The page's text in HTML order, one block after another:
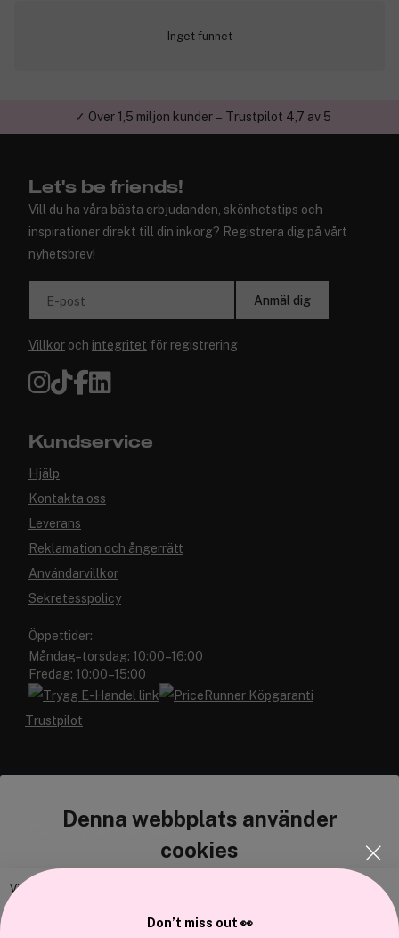
Denna webbplats använder
cookies
Vi använder enhetsidentifierare för att anpassa innehållet och
Inget funnet
✓ Över 1,5 miljon kunder – Trustpilot 4,7 av 5
Let's be friends!
Vill du ha våra bästa erbjudanden, skönhetstips och
inspirationer direkt till din inkorg? Registrera dig på vårt
nyhetsbrev!
E-post Anmäl dig
Villkor och integritet för registrering
Kundservice
Hjälp
Kontakta oss
Leverans
Reklamation och ångerrätt
Användarvillkor
Sekretesspolicy
Öppettider:
Måndag–torsdag: 10:00–16:00
Fredag: 10:00–15:00
Trustpilot
Cocopanda.se
Don’t miss out 👀